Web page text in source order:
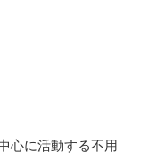
心に活動する不用